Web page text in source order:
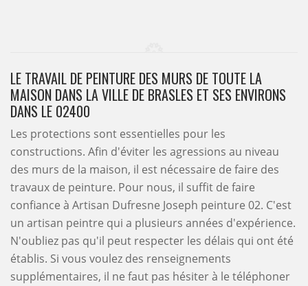
LE TRAVAIL DE PEINTURE DES MURS DE TOUTE LA
MAISON DANS LA VILLE DE BRASLES ET SES ENVIRONS
DANS LE 02400
Les protections sont essentielles pour les
constructions. Afin d'éviter les agressions au niveau
des murs de la maison, il est nécessaire de faire des
travaux de peinture. Pour nous, il suffit de faire
confiance à Artisan Dufresne Joseph peinture 02. C'est
un artisan peintre qui a plusieurs années d'expérience.
N'oubliez pas qu'il peut respecter les délais qui ont été
établis. Si vous voulez des renseignements
supplémentaires, il ne faut pas hésiter à le téléphoner